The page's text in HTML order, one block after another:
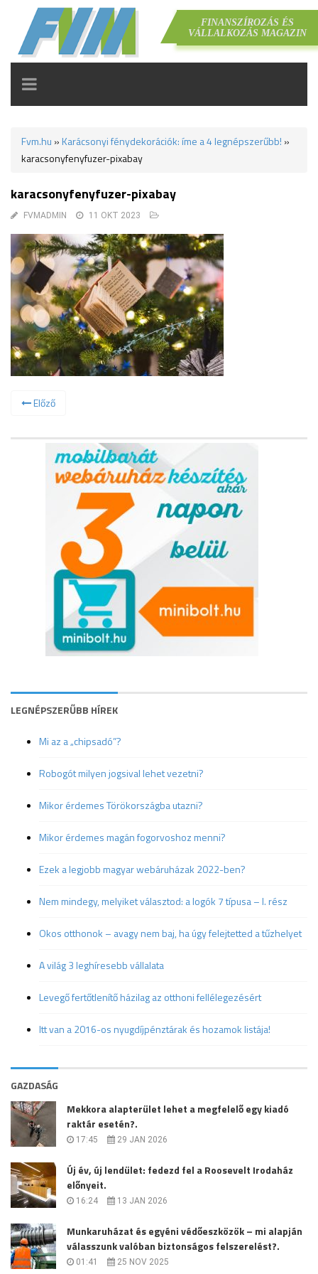
FINANSZÍROZÁS ÉS
VÁLLALKOZÁS MAGAZIN
TOGGLE
NAVIGATION
Fvm.hu » Karácsonyi fénydekorációk: íme a 4 legnépszerűbb! »
karacsonyfenyfuzer-pixabay
karacsonyfenyfuzer-pixabay
FVMADMIN 11 OKT 2023
Előző
LEGNÉPSZERŰBB HÍREK
Mi az a „chipsadó”?
Robogót milyen jogsival lehet vezetni?
Mikor érdemes Törökországba utazni?
Mikor érdemes magán fogorvoshoz menni?
Ezek a legjobb magyar webáruházak 2022-ben?
Nem mindegy, melyiket választod: a logók 7 típusa – I. rész
Okos otthonok – avagy nem baj, ha úgy felejtetted a tűzhelyet
A világ 3 leghíresebb vállalata
Levegő fertőtlenítő házilag az otthoni fellélegezésért
Itt van a 2016-os nyugdíjpénztárak és hozamok listája!
GAZDASÁG
Mekkora alapterület lehet a megfelelő egy kiadó
raktár esetén?.
17:45 29 JAN 2026
Új év, új lendület: fedezd fel a Roosevelt Irodaház
előnyeit.
16:24 13 JAN 2026
Munkaruházat és egyéni védőeszközök – mi alapján
válasszunk valóban biztonságos felszerelést?.
01:41 25 NOV 2025